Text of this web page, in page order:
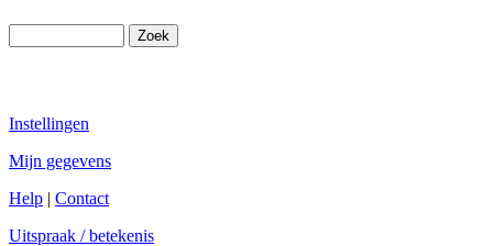
Instellingen
Mijn gegevens
Help | Contact
Uitspraak / betekenis